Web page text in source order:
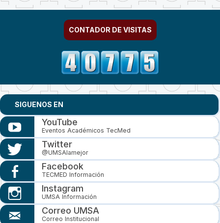
CONTADOR DE VISITAS
SIGUENOS EN
YouTube
Eventos Académicos TecMed
Twitter
@UMSAlamejor
Facebook
TECMED Información
Instagram
UMSA Información
Correo UMSA
Correo Institucional